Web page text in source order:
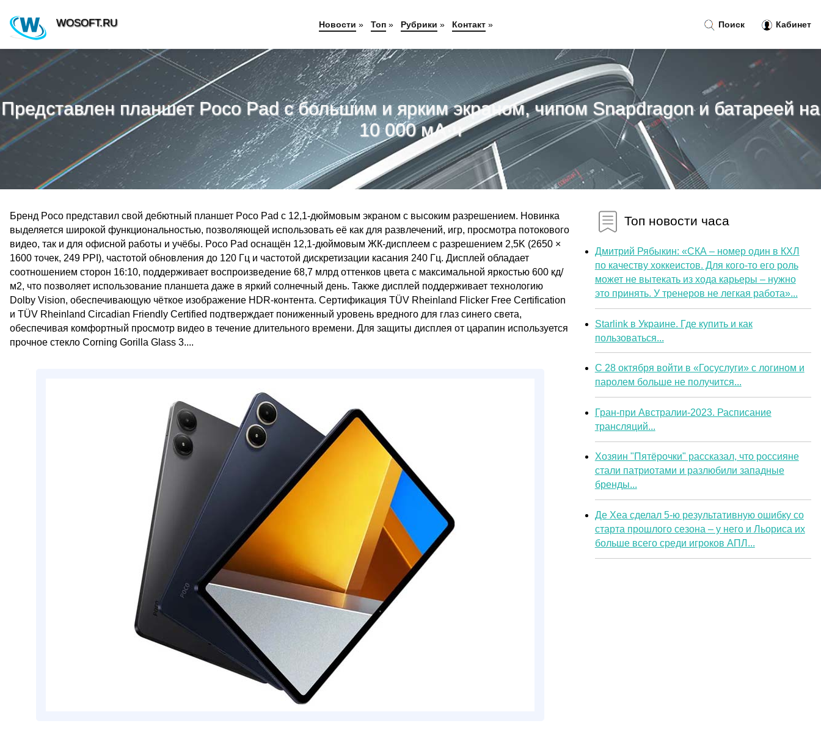
Представлен планшет Poco Pad с большим и ярким экраном, чипом Snapdragon и батареей на
10 000 мА·ч
Бренд Poco представил свой дебютный планшет Poco Pad с 12,1-дюймовым экраном с высоким разрешением. Новинка
выделяется широкой функциональностью, позволяющей использовать её как для развлечений, игр, просмотра потокового
видео, так и для офисной работы и учёбы. Poco Pad оснащён 12,1-дюймовым ЖК-дисплеем с разрешением 2,5K (2650 ×
1600 точек, 249 PPI), частотой обновления до 120 Гц и частотой дискретизации касания 240 Гц. Дисплей обладает
соотношением сторон 16:10, поддерживает воспроизведение 68,7 млрд оттенков цвета с максимальной яркостью 600 кд/
м2, что позволяет использование планшета даже в яркий солнечный день. Также дисплей поддерживает технологию
Dolby Vision, обеспечивающую чёткое изображение HDR-контента. Сертификация TÜV Rheinland Flicker Free Certification
и TÜV Rheinland Circadian Friendly Certified подтверждает пониженный уровень вредного для глаз синего света,
обеспечивая комфортный просмотр видео в течение длительного времени. Для защиты дисплея от царапин используется
прочное стекло Corning Gorilla Glass 3....
Топ новости часа
Дмитрий Рябыкин: «СКА – номер один в КХЛ
по качеству хоккеистов. Для кого-то его роль
может не вытекать из хода карьеры – нужно
это принять. У тренеров не легкая работа»...
Starlink в Украине. Где купить и как
пользоваться...
С 28 октября войти в «Госуслуги» с логином и
паролем больше не получится...
Гран-при Австралии-2023. Расписание
трансляций...
Хозяин "Пятёрочки" рассказал, что россияне
стали патриотами и разлюбили западные
бренды...
Де Хеа сделал 5-ю результативную ошибку со
старта прошлого сезона – у него и Льориса их
больше всего среди игроков АПЛ...
Поиск Кабинет
WOSOFT.RU Новости » Топ» Рубрики » Контакт»